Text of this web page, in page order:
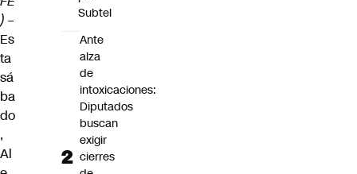
) –
Es
ta
sá
ba
do
,
Al
Subtel
Ante
alza
de
intoxicaciones:
Diputados
buscan
exigir
cierres